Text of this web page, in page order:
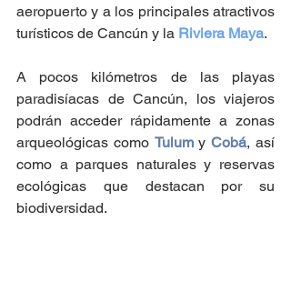
aeropuerto y a los principales atractivos
turísticos de Cancún y la Riviera Maya.
A pocos kilómetros de las playas
paradisíacas de Cancún, los viajeros
podrán acceder rápidamente a zonas
arqueológicas como Tulum y Cobá, así
como a parques naturales y reservas
ecológicas que destacan por su
biodiversidad.